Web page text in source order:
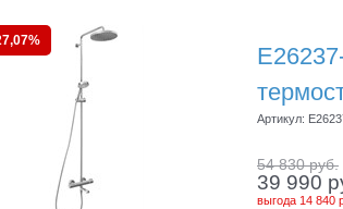
Артикул:
54 830 руб.
39 990
выгода 14 840